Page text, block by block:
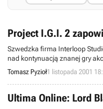
Project I.G.I. 2
Szwedzka firma Interloop
nad kontynuacją znanej gry
druga część posiadać będzie
rozgrywek drużynowych.
prawa do I.G.I. 2 kupiła firma
Eidos).
Tomasz Pyzioł1 listopada 2001
Ultima Online: Lord